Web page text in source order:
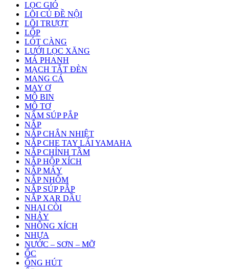
LỌC GIÓ
LÕI CỦ ĐỀ NỘI
LÕI TRƯỢT
LỐP
LÓT CÀNG
LƯỚI LỌC XĂNG
MÁ PHANH
MẠCH TẮT ĐÈN
MANG CÁ
MAY Ơ
MÔ BIN
MÔ TƠ
NẤM SÚP PẮP
NẮP
NẮP CHẮN NHIỆT
NẮP CHE TAY LÁI YAMAHA
NẮP CHỈNH TẦM
NẮP HỘP XÍCH
NẮP MÁY
NẮP NHÔM
NẮP SÚP PẮP
NẮP XAR DẦU
NHẠI CÒI
NHÁY
NHÔNG XÍCH
NHỰA
NƯỚC – SƠN – MỠ
ỐC
ỐNG HÚT